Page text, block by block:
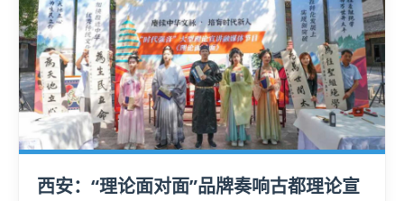
西安：“理论面对面”品牌奏响古都理论宣